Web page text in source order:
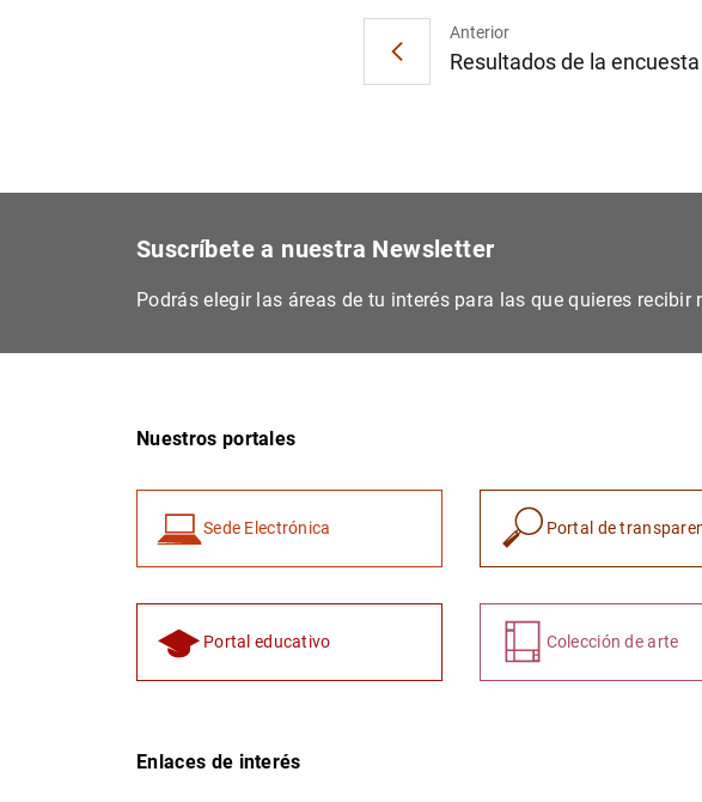
Anterior
Resultados de la
Suscríbete a nuestra Newsletter
Podrás elegir las áreas de tu interés para las que quieres
Nuestros portales
Sede Electrónica Portal de
Portal educativo Colección de arte
Enlaces de interés